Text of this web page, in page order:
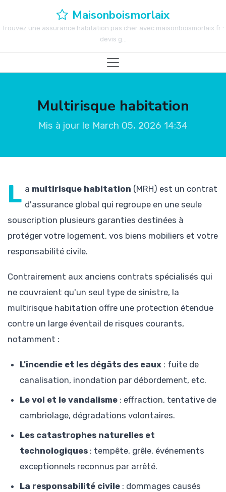
Maisonboismorlaix
Trouvez une assurance habitation pas cher avec maisonboismorlaix.fr :
devis g...
Multirisque habitation
Mis à jour le March 05, 2026 14:34
L a multirisque habitation (MRH) est un contrat
d'assurance global qui regroupe en une seule
souscription plusieurs garanties destinées à
protéger votre logement, vos biens mobiliers et votre
responsabilité civile.
Contrairement aux anciens contrats spécialisés qui
ne couvraient qu'un seul type de sinistre, la
multirisque habitation offre une protection étendue
contre un large éventail de risques courants,
notamment :
L'incendie et les dégâts des eaux : fuite de
canalisation, inondation par débordement, etc.
Le vol et le vandalisme : effraction, tentative de
cambriolage, dégradations volontaires.
Les catastrophes naturelles et
technologiques : tempête, grêle, événements
exceptionnels reconnus par arrêté.
La responsabilité civile : dommages causés